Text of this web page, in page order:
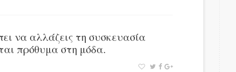
να αλλάζεις τη συσκευασία
πρόθυμα στη μόδα.